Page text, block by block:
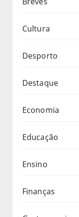
Cultura
Desporto
Destaque
Economia
Educação
Ensino
Finanças